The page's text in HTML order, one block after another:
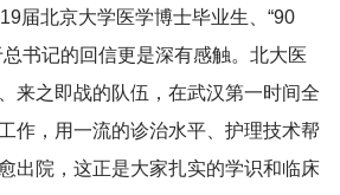
届北京大学医学博士毕业生、“90
总书记的回信更是深有感触。北大医
来之即战的队伍，在武汉第一时间全
作，用一流的诊治水平、护理技术帮
出院，这正是大家扎实的学识和临床